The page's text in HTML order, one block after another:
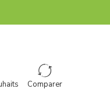
Comparer